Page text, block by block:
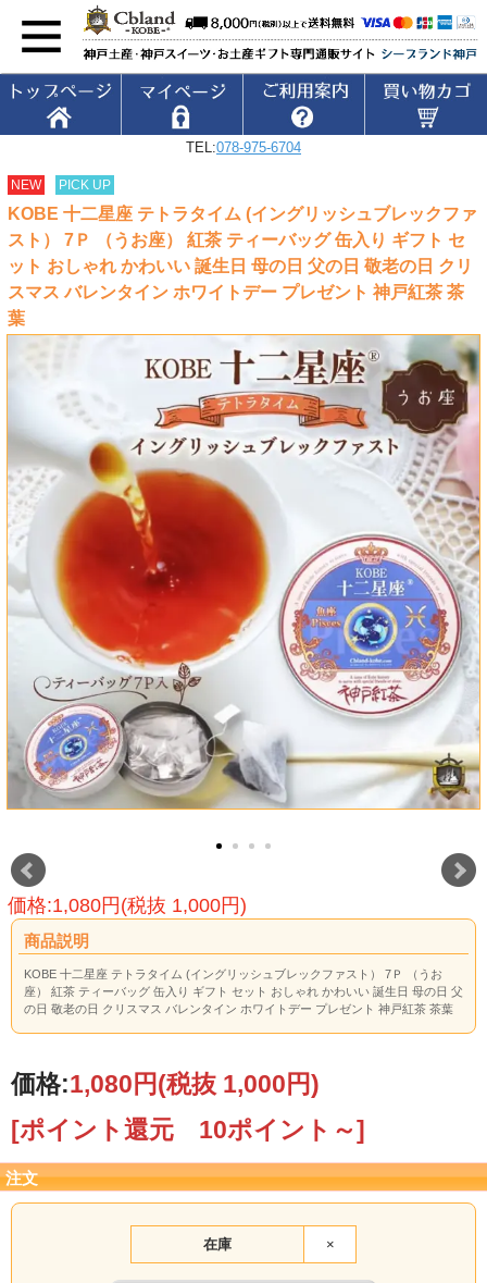
TEL:078-975-6704
NEW PICK UP
KOBE 十二星座 テトラタイム (イングリッシュブレックファ
スト） 7Ｐ （うお座） 紅茶 ティーバッグ 缶入り ギフト セ
ット おしゃれ かわいい 誕生日 母の日 父の日 敬老の日 クリ
スマス バレンタイン ホワイトデー プレゼント 神戸紅茶 茶
葉
価格:1,080円(税抜 1,000円)
商品説明
KOBE 十二星座 テトラタイム (イングリッシュブレックファスト） 7Ｐ （うお
座） 紅茶 ティーバッグ 缶入り ギフト セット おしゃれ かわいい 誕生日 母の日 父
の日 敬老の日 クリスマス バレンタイン ホワイトデー プレゼント 神戸紅茶 茶葉
価格:1,080円(税抜 1,000円)
[ポイント還元 10ポイント～]
注文
在庫 ×